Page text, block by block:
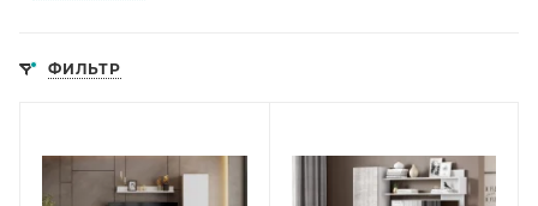
ФИЛЬТР